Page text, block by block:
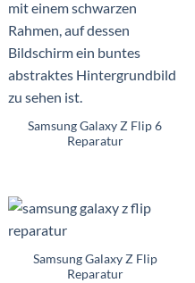
Samsung Galaxy Z Flip 6
Reparatur
Samsung Galaxy Z Flip
Reparatur